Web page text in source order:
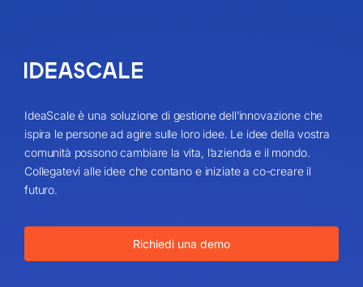
IdeaScale è una soluzione di gestione dell’innovazione che
ispira le persone ad agire sulle loro idee. Le idee della vostra
comunità possono cambiare la vita, l’azienda e il mondo.
Collegatevi alle idee che contano e iniziate a co-creare il
futuro.
Richiedi una demo